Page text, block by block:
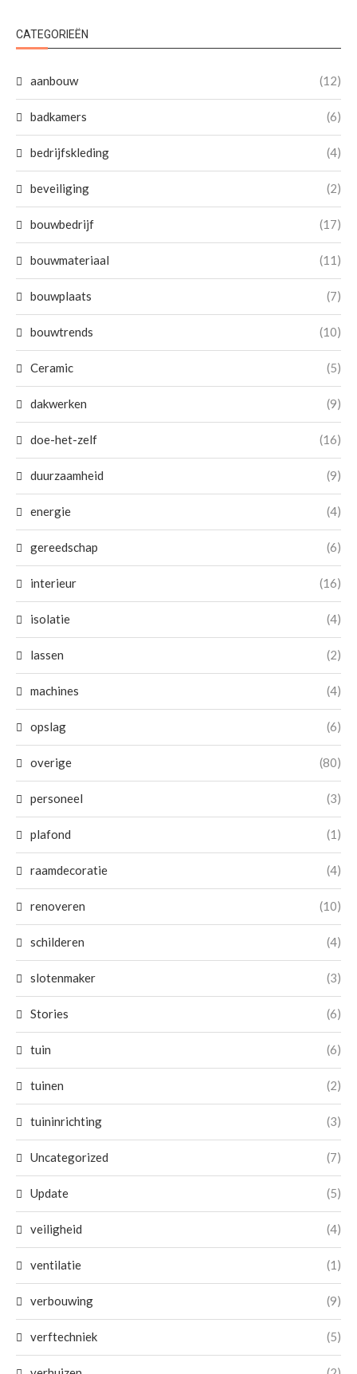
CATEGORIEËN
aanbouw (12)
badkamers (6)
bedrijfskleding (4)
beveiliging (2)
bouwbedrijf (17)
bouwmateriaal (11)
bouwplaats (7)
bouwtrends (10)
Ceramic (5)
dakwerken (9)
doe-het-zelf (16)
duurzaamheid (9)
energie (4)
gereedschap (6)
interieur (16)
isolatie (4)
lassen (2)
machines (4)
opslag (6)
overige (80)
personeel (3)
plafond (1)
raamdecoratie (4)
renoveren (10)
schilderen (4)
slotenmaker (3)
Stories (6)
tuin (6)
tuinen (2)
tuininrichting (3)
Uncategorized (7)
Update (5)
veiligheid (4)
ventilatie (1)
verbouwing (9)
verftechniek (5)